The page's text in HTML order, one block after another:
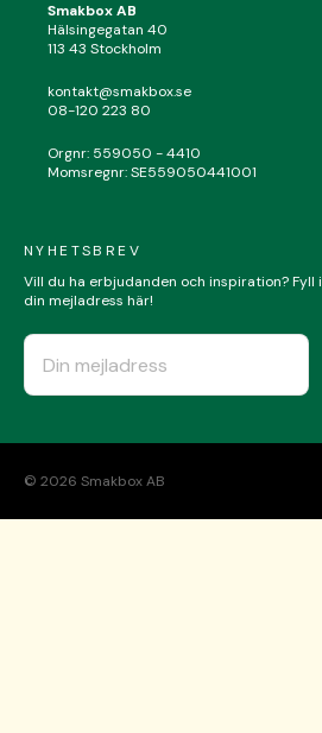
Smakbox AB
Hälsingegatan 40
113 43 Stockholm
kontakt@smakbox.se
08-120 223 80
Orgnr: 559050 - 4410
Momsregnr: SE559050441001
NYHETSBREV
Vill du ha erbjudanden och inspiration? Fyll i
din mejladress här!
© 2026 Smakbox AB